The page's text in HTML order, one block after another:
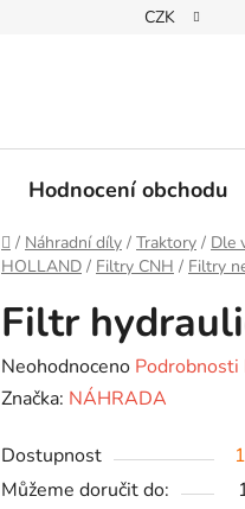
Podmínky ochrany
CZK
Hodnocení obchodu
Domů
/ Náhradní díly / Traktory / Dle
HOLLAND / Filtry CNH / Filtry
Filtr
Průměrné
hodnocení
je
0,0
Neohodnoceno Podrobnosti
Značka: NÁHRADA
Dostupnost
Můžeme doručit do: